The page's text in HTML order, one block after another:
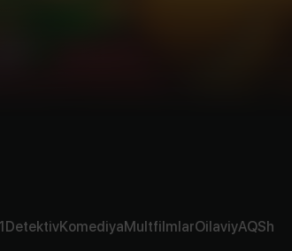
DetektivKomediyaMultfilmlarOilaviyAQSh